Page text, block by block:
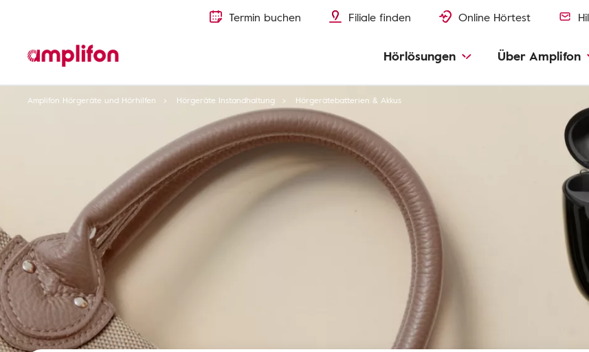
Termin buchen Filiale finden Online Hörtest
Hörlösungen Über Amplifon
Amplifon Hörgeräte und Hörhilfen Hörgeräte Instandhaltung Hörgerätebatterien & Akkus